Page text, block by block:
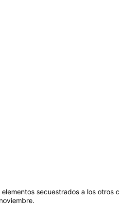
elementos secuestrados a los otros